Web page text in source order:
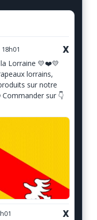
18h01 X
Lorraine 💛❤️💛
lorrains,
sur notre
sur 👇
X